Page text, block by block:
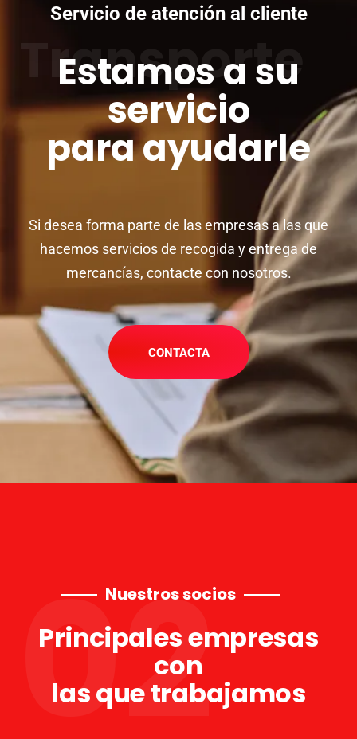
Transporte
Servicio de atención al cliente
Estamos a su
servicio
para ayudarle
Si desea forma parte de las empresas a las que
hacemos servicios de recogida y entrega de
mercancías, contacte con nosotros.
CONTACTA
02
Nuestros socios
Principales empresas
con
las que trabajamos